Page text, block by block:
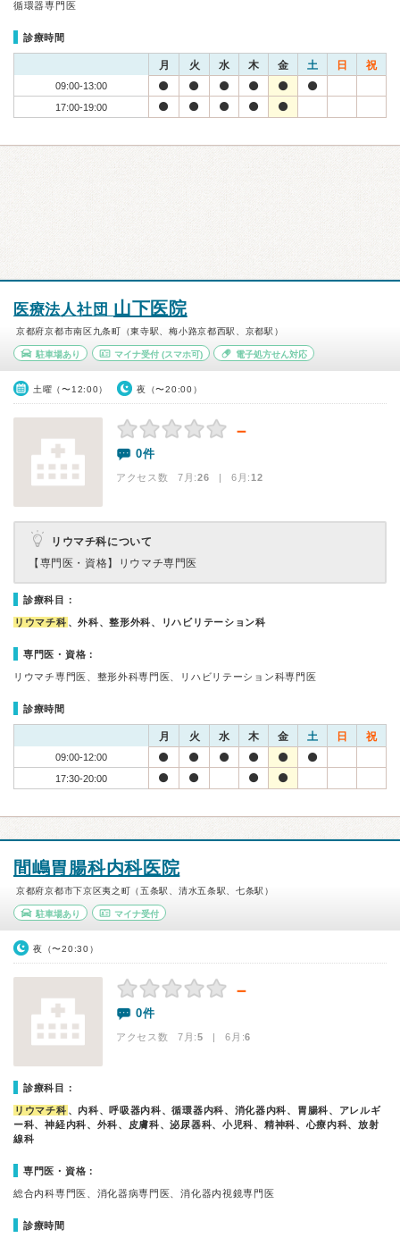
循環器専門医
診療時間
月 火 水 木 金 土 日 祝
09:00-13:00
17:00-19:00
医療法人社団 山下医院
京都府京都市南区九条町（東寺駅、梅小路京都西駅、京都駅）
駐車場あり マイナ受付(スマホ可) 電子処方せん対応
土曜（〜12:00） 夜（〜20:00）
－
0件
アクセス数 7月:26 | 6月:12
リウマチ科について
【専門医・資格】
リウマチ専門医
診療科目：
リウマチ科 、外科、整形外科、リハビリテーション科
専門医・資格：
リウマチ専門医、整形外科専門医、リハビリテーション科専門医
診療時間
月 火 水 木 金 土 日 祝
09:00-12:00
17:30-20:00
間嶋胃腸科内科医院
京都府京都市下京区夷之町（五条駅、清水五条駅、七条駅）
駐車場あり マイナ受付
夜（〜20:30）
－
0件
アクセス数 7月:5 | 6月:6
診療科目：
リウマチ科 、内科、呼吸器内科、循環器内科、消化器内科、胃腸科、アレルギ
ー科、神経内科、外科、皮膚科、泌尿器科、小児科、精神科、心療内科、放射
線科
専門医・資格：
総合内科専門医、消化器病専門医、消化器内視鏡専門医
診療時間